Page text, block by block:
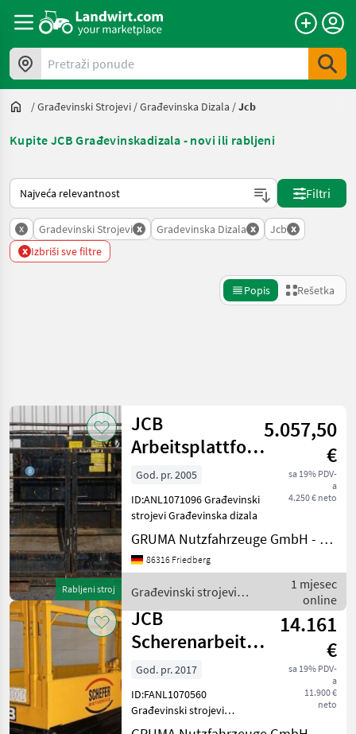
Pretraži ponude
/Građevinski Strojevi /Građevinska Dizala /Jcb
Kupite JCB Građevinskadizala - novi ili rabljeni
Tako se sortira na Landwirt.com
Filtri
x Gradevinski Strojevi x Gradevinska Dizala x Jcb x
x Izbriši sve filtre
Popis Rešetka
Kategorija 4 Država
TRENUTNA
STAZA
Izgradnja
Gradevinski
Strojevi
Gradevinska
Dizala
Jcb
ODABERITE
JCB
Poništi
Prikaži 3
rezultata
Rabljeni stroj
JCB
Arbeitsplattform
1321A
5.057,50
€
sa 19% PDV-
a
4.250 € neto
God. pr. 2005
ID:ANL1071096 Građevinski
strojevi Građevinska dizala
GRUMA Nutzfahrzeuge GmbH - Staplertechnik
86316 Friedberg
Građevinski strojevi /
JCB
1 mjesec
online
JCB
Scherenarbeitsbühne
10.1
14.161
€
sa 19% PDV-
a
11.900 €
neto
God. pr. 2017
ID:FANL1070560
Građevinski strojevi
Građevinska dizala